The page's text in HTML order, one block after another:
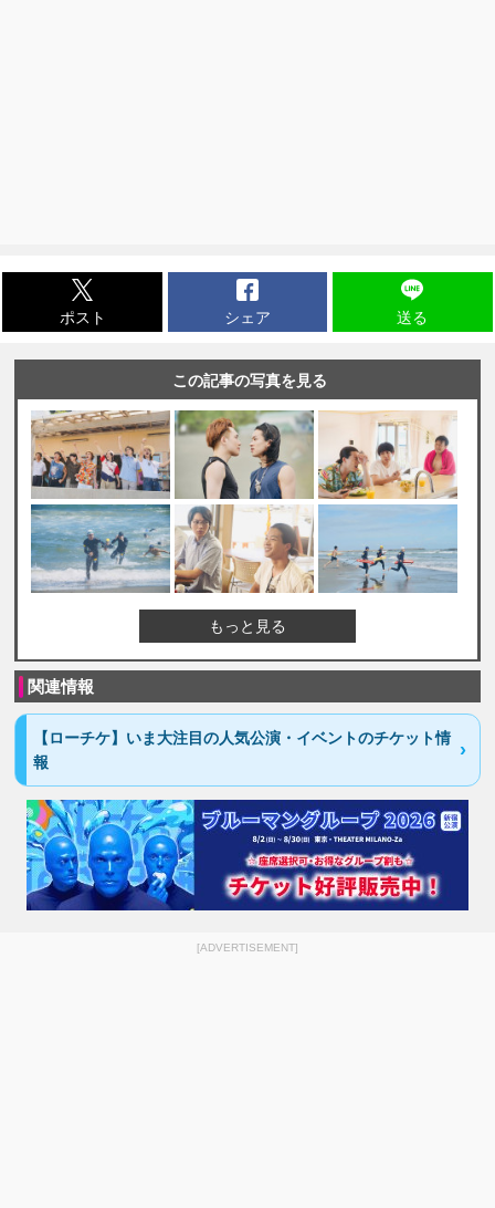
ポスト シェア 送る
この記事の写真を見る
もっと見る
関連情報
【ローチケ】いま大注目の人気公演・イベントのチケット情
報
[ADVERTISEMENT]